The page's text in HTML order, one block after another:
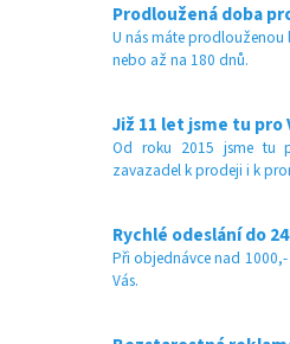
Prodloužená doba
U nás máte prodlouženou
nebo až na 180 dnů.
Již 11 let jsme tu pro
Od roku 2015 jsme tu
zavazadel k prodeji i k
Rychlé odeslání do
Při objednávce nad
Vás.